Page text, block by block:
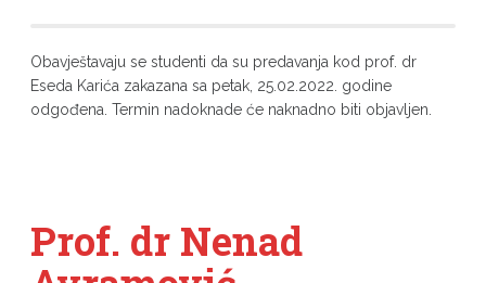
Obavještavaju se studenti da su predavanja kod prof. dr
Eseda Karića zakazana sa petak, 25.02.2022. godine
odgođena. Termin nadoknade će naknadno biti objavljen.
Prof. dr Nenad